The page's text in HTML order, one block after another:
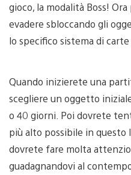
gioco, la modalità Boss!
evadere sbloccando gli
lo specifico sistema di
Quando inizierete una
scegliere un oggetto
o 40 giorni. Poi dovrete
più alto possibile in
dovrete fare molta
guadagnandovi al